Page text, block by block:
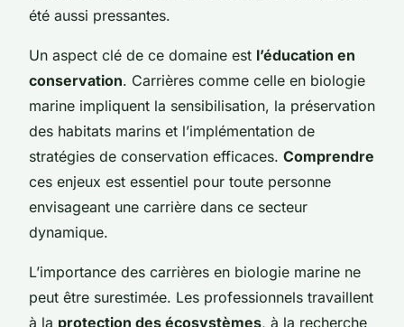
été aussi pressantes.
Un aspect clé de ce domaine est l’éducation en
conservation. Carrières comme celle en biologie
marine impliquent la sensibilisation, la préservation
des habitats marins et l’implémentation de
stratégies de conservation efficaces. Comprendre
ces enjeux est essentiel pour toute personne
envisageant une carrière dans ce secteur
dynamique.
L’importance des carrières en biologie marine ne
peut être surestimée. Les professionnels travaillent
à la protection des écosystèmes, à la recherche